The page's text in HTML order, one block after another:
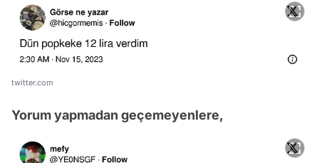
twitter.com
Yorum yapmadan geçemeyenlere,